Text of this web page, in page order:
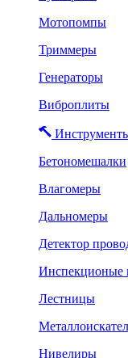
Мотопомпы
Триммеры
Генераторы
Виброплиты
Бетономешалки
Влагомеры
Дальномеры
Детектор
Инспекционые
Лестницы
Нивелиры